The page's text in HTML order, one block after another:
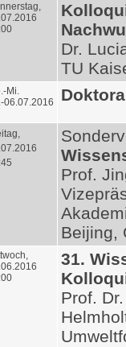
Dr.
TU
Mi.
06.07.2016
Prof.
Beijing,
31.
Prof.